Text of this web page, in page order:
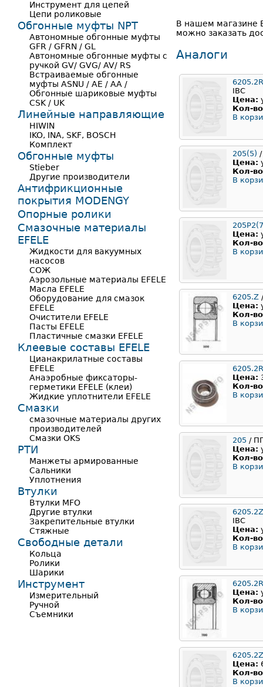
В нашем магазине
можно заказать
Аналоги
IBC
Цена:
Кол-
В
205(5)
Цена:
Кол-
В
Цена:
Кол-
В
6205.Z
Цена:
Кол-
В
Цена:
Кол-
В
205 /
Цена:
Кол-
В
IBC
Цена:
Кол-
В
Цена:
Кол-
В
6205.2Z
Цена:
Кол-
В
Инструмент для цепей
Цепи роликовые
Обгонные муфты NPT
Автономные обгонные муфты
GFR / GFRN / GL
Автономные обгонные муфты с
ручкой GV/ GVG/ AV/ RS
Встраиваемые обгонные
муфты ASNU / AE / AA /
Обгонные шариковые муфты
CSK / UK
Линейные направляющие
HIWIN
IKO, INA, SKF, BOSCH
Комплект
Обгонные муфты
Stieber
Другие производители
Антифрикционные
покрытия MODENGY
Опорные ролики
Смазочные материалы
EFELE
Жидкости для вакуумных
насосов
СОЖ
Аэрозольные материалы EFELE
Масла EFELE
Оборудование для смазок
EFELE
Очистители EFELE
Пасты EFELE
Пластичные смазки EFELE
Клеевые составы EFELE
Цианакрилатные составы
EFELE
Анаэробные фиксаторы-
герметики EFELE (клеи)
Жидкие уплотнители EFELE
Смазки
смазочные материалы других
производителей
Смазки OKS
РТИ
Манжеты армированные
Сальники
Уплотнения
Втулки
Втулки MFO
Другие втулки
Закрепительные втулки
Стяжные
Свободные детали
Кольца
Ролики
Шарики
Инструмент
Измерительный
Ручной
Съемники